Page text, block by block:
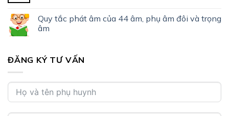
Quy tắc phát âm của 44 âm, phụ âm đôi và trọng
âm
ĐĂNG KÝ TƯ VẤN